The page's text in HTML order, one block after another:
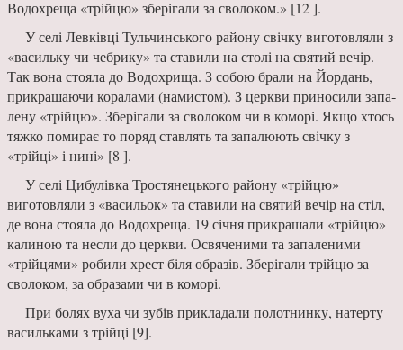
Во­дохреща «трійцю» зберігали за сволоком.» [12 ].
У селі Левківці Тульчин­ського району свічку виготов­ляли з
«васильку чи чебрику» та ставили на столі на святий вечір.
Так вона стояла до Во­дохрища. З собою брали на Йордань,
прикрашаючи кора­лами (намистом). З церкви приносили запа­
лену «трійцю». Зберігали за сволоком чи в коморі. Якщо хтось
тяжко помирає то поряд ставлять та запалюють свічку з
«трійці» і нині» [8 ].
У селі Цибулівка Тростя­нецького району «трійцю»
виготовляли з «васильок» та ставили на святий вечір на стіл,
де вона стояла до Водо­хреща. 19 січня прикрашали «трійцю»
калиною та несли до церкви. Освяченими та за­паленими
«трійцями» робили хрест біля образів. Зберігали трійцю за
сволоком, за образа­ми чи в коморі.
При болях вуха чи зубів прикладали полотнинку, на­терту
васильками з трійці [9].